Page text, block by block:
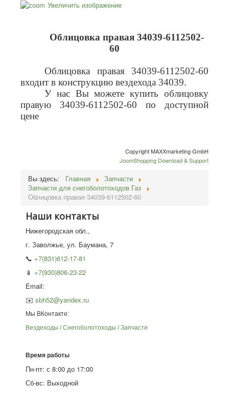
Увеличить изображение
Облицовка правая 34039-6112502-
60
Облицовка правая 34039-6112502-60
входит в конструкцию вездехода 34039.
У нас Вы можете купить облицовку
правую 34039-6112502-60 по доступной
цене
Copyright MAXXmarketing GmbH
JoomShopping Download & Support
Вы здесь: Главная
Запчасти
Запчасти для снегоболотоходов Газ
Облицовка правая 34039-6112502-60
Наши контакты
Нижегородская обл.,
г. Заволжье, ул. Баумана, 7
📞 +7(831)612-17-81
📱 +7(930)806-23-22
Email:
✉️ sbh52@yandex.ru
Мы ВКонтакте:
Вездеходы / Снегоболотоходы / Запчасти
Время работы
Пн-пт: с 8:00 до 17:00
Сб-вс: Выходной